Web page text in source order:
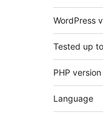
WordPress
Tested up to
PHP version
Language